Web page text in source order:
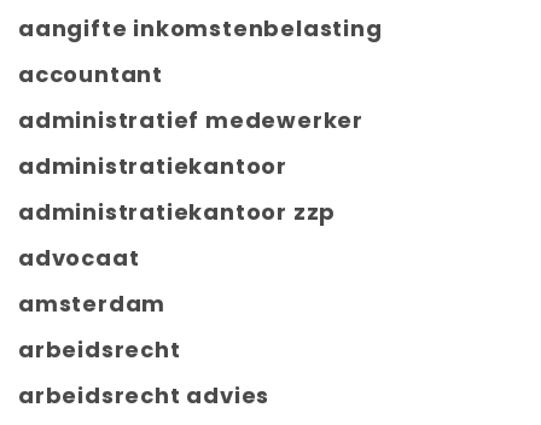
aangifte inkomstenbelasting
accountant
administratief medewerker
administratiekantoor
administratiekantoor zzp
advocaat
amsterdam
arbeidsrecht
arbeidsrecht advies